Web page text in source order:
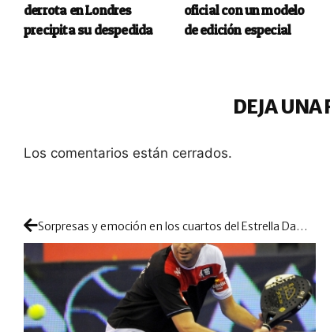
derrota en Londres
precipita su despedida
oficial con un modelo
de edición especial
DEJA UNA
Los comentarios están cerrados.
Sorpresas y emoción en los cuartos del Estrella Damm La Nucía Open